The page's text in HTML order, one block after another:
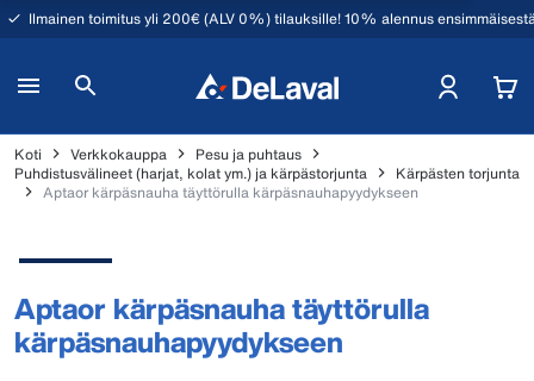
Ilmainen toimitus yli 200€ (ALV 0%) tilauksille! 10% alennus
Koti Verkkokauppa
Pesu ja puhtaus
Puhdistusvälineet (harjat, kolat ym.) ja kärpästorjunta
Kärpästen torjunta
Aptaor kärpäsnauha täyttörulla kärpäsnauhapyydykseen
Aptaor kärpäsnauha täyttörulla
kärpäsnauhapyydykseen